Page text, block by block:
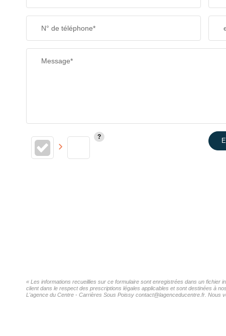
N° de téléphone*
Message*
« Les informations recueillies sur ce formulaire sont enregistrées dans un
client dans le respect des prescriptions légales applicables et sont destinées à
L'agence du Centre - Carrières Sous Poissy contact@lagenceducentre.fr. Nous